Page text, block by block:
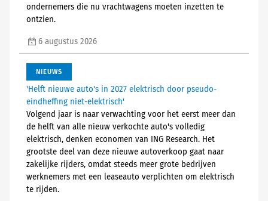
ondernemers die nu vrachtwagens moeten inzetten te
ontzien.
6 augustus 2026
NIEUWS
'Helft nieuwe auto's in 2027 elektrisch door pseudo-
eindheffing niet-elektrisch'
Volgend jaar is naar verwachting voor het eerst meer dan
de helft van alle nieuw verkochte auto's volledig
elektrisch, denken economen van ING Research. Het
grootste deel van deze nieuwe autoverkoop gaat naar
zakelijke rijders, omdat steeds meer grote bedrijven
werknemers met een leaseauto verplichten om elektrisch
te rijden.